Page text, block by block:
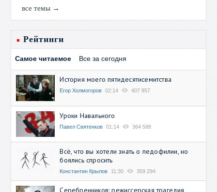
все темы →
Рейтинги
Самое читаемое Все за сегодня
История моего пятидесятисемитства
Егор Холмогоров 02:14 407 857
Уроки Навального
Павел Святенков 01:14 364 588
Всё, что вы хотели знать о педофилии, но
боялись спросить
Константин Крылов 11:30 359 294
Серебренников: режиссерская трагедия